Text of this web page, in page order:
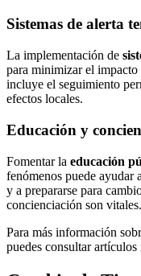
Sistemas de alerta
La implementación de
para minimizar el
incluye el seguimiento
efectos locales.
Educación y
Fomentar la educación
fenómenos puede ayudar
y a prepararse para
concienciación son vitales.
Para más información
puedes consultar